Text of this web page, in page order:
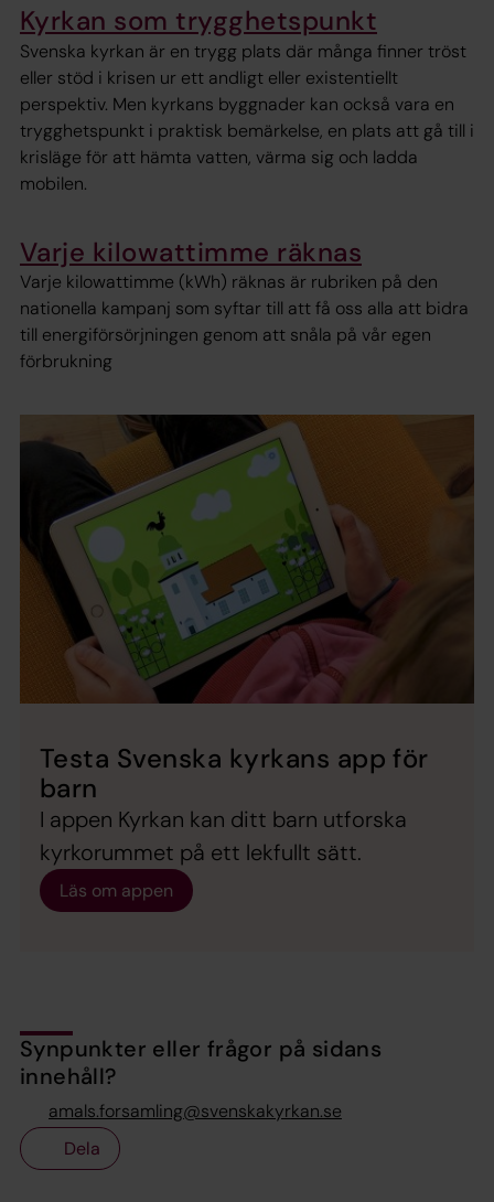
Kyrkan som trygghetspunkt
Svenska kyrkan är en trygg plats där många finner tröst
eller stöd i krisen ur ett andligt eller existentiellt
perspektiv. Men kyrkans byggnader kan också vara en
trygghetspunkt i praktisk bemärkelse, en plats att gå till i
krisläge för att hämta vatten, värma sig och ladda
mobilen.
Varje kilowattimme räknas
Varje kilowattimme (kWh) räknas är rubriken på den
nationella kampanj som syftar till att få oss alla att bidra
till energiförsörjningen genom att snåla på vår egen
förbrukning
Testa Svenska kyrkans app för
barn
I appen Kyrkan kan ditt barn utforska
kyrkorummet på ett lekfullt sätt.
Läs om appen
Synpunkter eller frågor på sidans
innehåll?
amals.forsamling@svenskakyrkan.se
Dela